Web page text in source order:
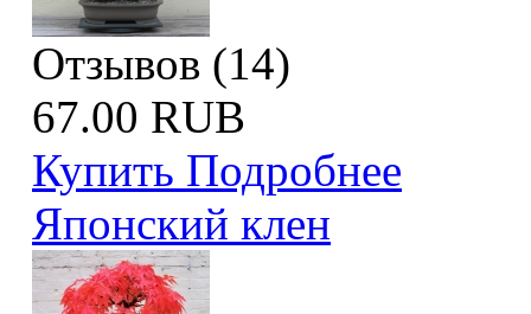
Отзывов (14)
67.00 RUB
Купить Подробнее
Японский клен